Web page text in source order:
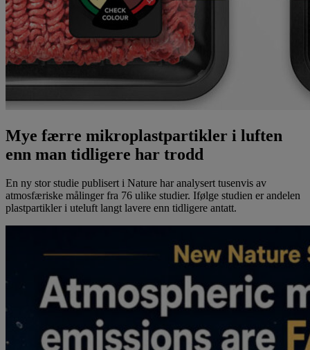
Mye færre mikroplastpartikler i luften
enn man tidligere har trodd
En ny stor studie publisert i Nature har analysert tusenvis av
atmosfæriske målinger fra 76 ulike studier. Ifølge studien er andelen
plastpartikler i uteluft langt lavere enn tidligere antatt.